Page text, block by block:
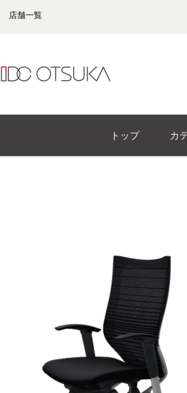
店舗一覧
トップ カ